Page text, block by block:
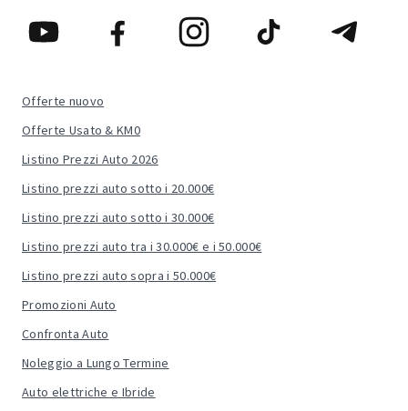
Offerte nuovo
Offerte Usato & KM0
Listino Prezzi Auto 2026
Listino prezzi auto sotto i 20.000€
Listino prezzi auto sotto i 30.000€
Listino prezzi auto tra i 30.000€ e i 50.000€
Listino prezzi auto sopra i 50.000€
Promozioni Auto
Confronta Auto
Noleggio a Lungo Termine
Auto elettriche e Ibride